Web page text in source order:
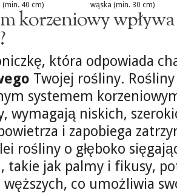
(min. 40 cm) wąska (min. 30 cm)
korzeniowy
która odpowiada
Twojej rośliny. Rośliny
systemem
wymagają niskich,
i zapobiega
rośliny o głęboko
takie jak palmy i fikusy,
węższych, co umożliwia